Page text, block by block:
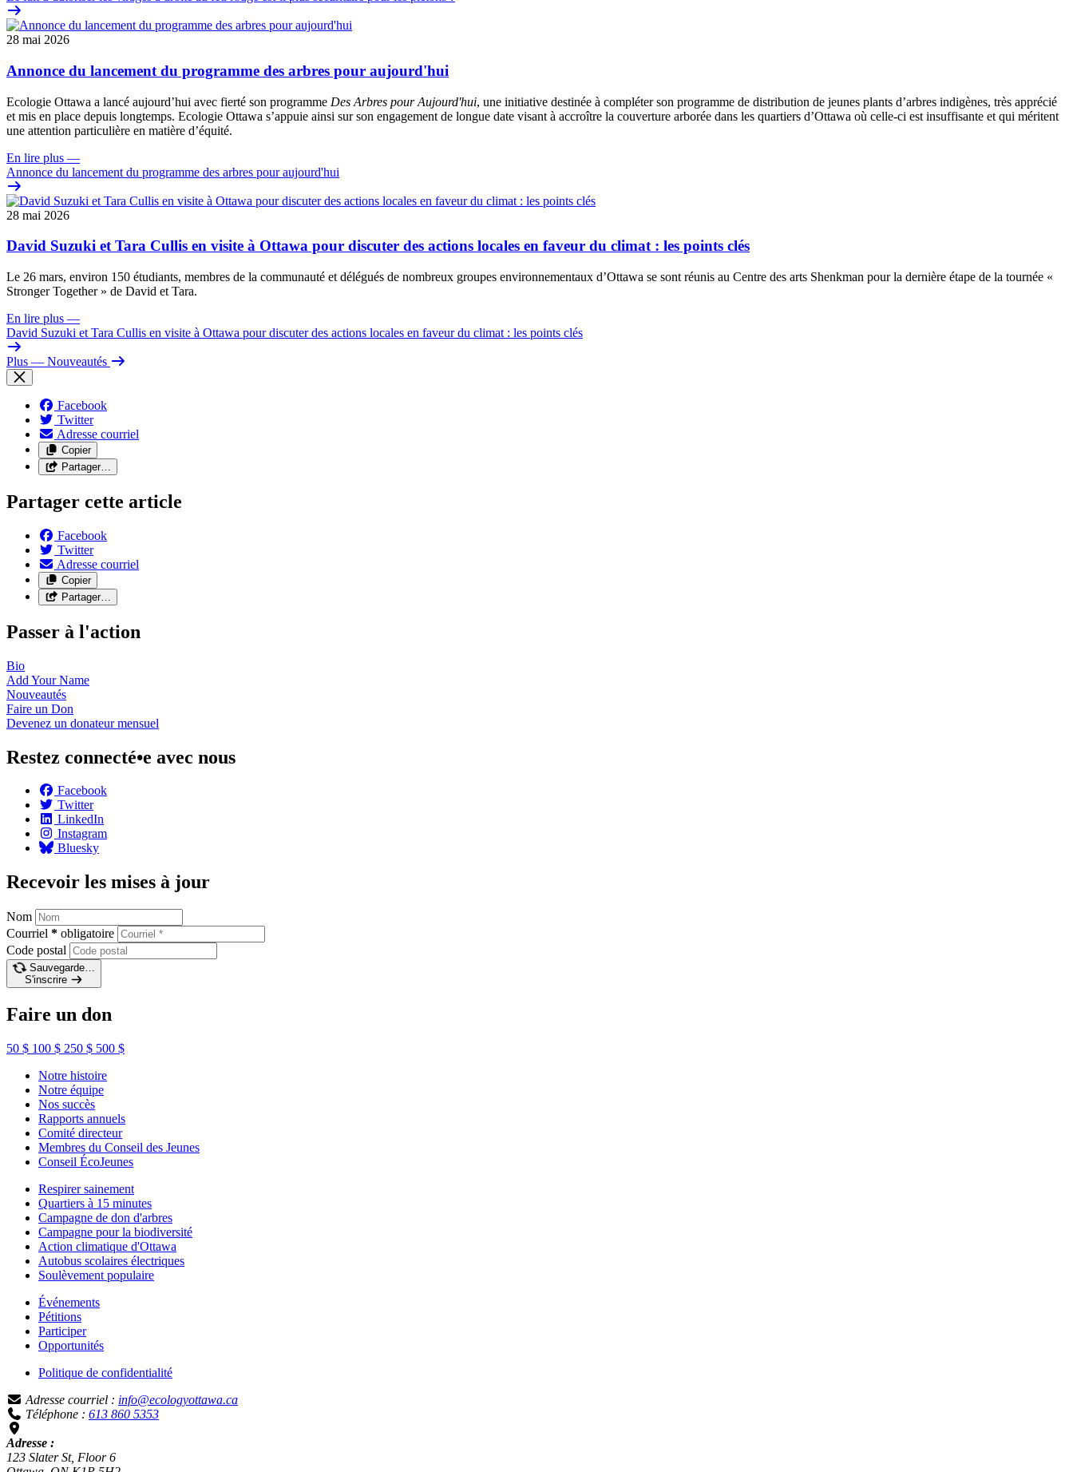
28 mai 2026
Annonce du lancement du programme des arbres pour aujourd'hui
Ecologie Ottawa a lancé aujourd’hui avec fierté son programme Des Arbres pour Aujourd'hui, une initiative destinée à compléter son programme de distribution de jeunes plants d’arbres indigènes, très apprécié
et mis en place depuis longtemps. Ecologie Ottawa s’appuie ainsi sur son engagement de longue date visant à accroître la couverture arborée dans les quartiers d’Ottawa où celle-ci est insuffisante et qui méritent
une attention particulière en matière d’équité.
En lire plus —
Annonce du lancement du programme des arbres pour aujourd'hui
28 mai 2026
David Suzuki et Tara Cullis en visite à Ottawa pour discuter des actions locales en faveur du climat : les points clés
Le 26 mars, environ 150 étudiants, membres de la communauté et délégués de nombreux groupes environnementaux d’Ottawa se sont réunis au Centre des arts Shenkman pour la dernière étape de la tournée «
Stronger Together » de David et Tara.
En lire plus —
David Suzuki et Tara Cullis en visite à Ottawa pour discuter des actions locales en faveur du climat : les points clés
Plus — Nouveautés
Facebook
Twitter
Adresse courriel
Copier
Partager…
Partager cette article
Facebook
Twitter
Adresse courriel
Copier
Partager…
Passer à l'action
Bio
Add YourName
Nouveautés
Faire un Don
Devenez un donateurmensuel
Restez connecté•e avec nous
Facebook
Twitter
LinkedIn
Instagram
Bluesky
Recevoir les mises à jour
Nom
Courriel * obligatoire
Code postal
Sauvegarde…
S'inscrire
Faire un don
50 $ 100 $ 250 $ 500 $
Notre histoire
Notre équipe
Nos succès
Rapports annuels
Comité directeur
Membres du Conseil des Jeunes
Conseil ÉcoJeunes
Respirer sainement
Quartiers à 15 minutes
Campagne de don d'arbres
Campagne pour la biodiversité
Action climatique d'Ottawa
Autobus scolaires électriques
Soulèvement populaire
Événements
Pétitions
Participer
Opportunités
Politique de confidentialité
Adresse courriel : info@ecologyottawa.ca
Téléphone : 613 860 5353
Adresse :
123 Slater St, Floor 6